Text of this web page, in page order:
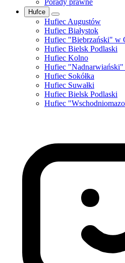
Porady prawne
Hufce
Hufiec Augustów
Hufiec Białystok
Hufiec "Biebrzański" w
Hufiec Bielsk Podlaski
Hufiec Kolno
Hufiec
Hufiec Sokółka
Hufiec Suwałki
Hufiec Bielsk Podlaski
Hufiec